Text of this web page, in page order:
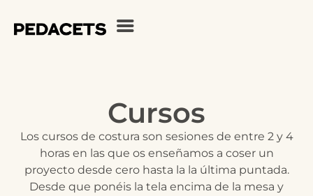
Cursos
Los cursos de costura son sesiones de entre 2 y 4
horas en las que os enseñamos a coser un
proyecto desde cero hasta la la última puntada.
Desde que ponéis la tela encima de la mesa y